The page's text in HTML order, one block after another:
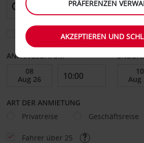
Eine andere Rückgabestation
ANFANGSDATUM
ART DER ANMIETUNG
Privatreise
Geschäftsreise
Fahrer über 25
PRÄFERENZEN
AKZEPTIEREN UND